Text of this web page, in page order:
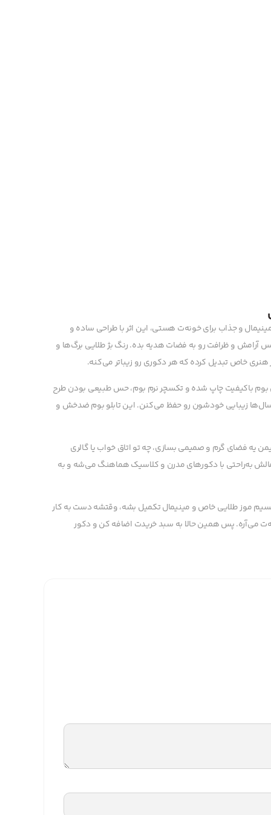
مینیمال و جذاب برای خونه‌ت هستی، این اثر با طراحی ساده و
آرامش و ظرافت رو به فضات هدیه بده. رنگ بژ طلایی برگ‌ها و
هنری خاص تبدیل کرده که هر دکوری رو زیباتر می‌کنه.
بوم باکیفیت چاپ شده و تکسچر نرم بوم، حس طبیعی بودن طرح
سال‌ها زیبایی خودشون رو حفظ می‌کنن. این تابلو بوم ضدخش و
یه فضای گرم و صمیمی بسازی، چه تو اتاق خواب یا گالری
به‌راحتی با دکورهای مدرن و کلاسیک هماهنگ می‌شه و به
نسیم موز طلایی خاص و مینیمال تکمیل بشه، وقتشه دست به کار
می‌آره. پس همین حالا به سبد خریدت اضافه کن و دکور